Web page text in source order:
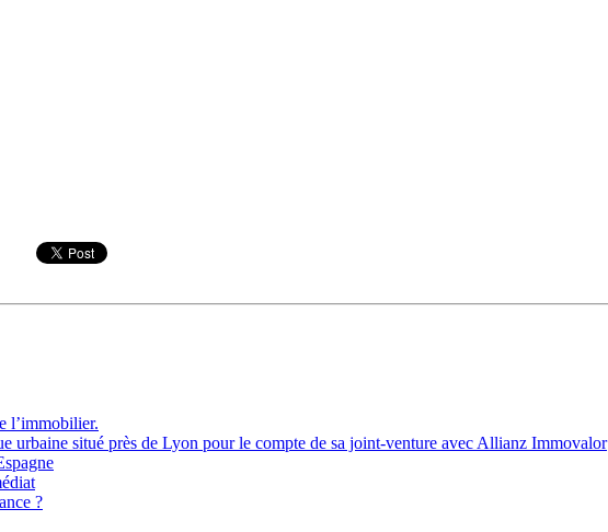
l’immobilier.
urbaine situé près de Lyon pour le compte de sa joint-venture avec Allianz Immovalor
?